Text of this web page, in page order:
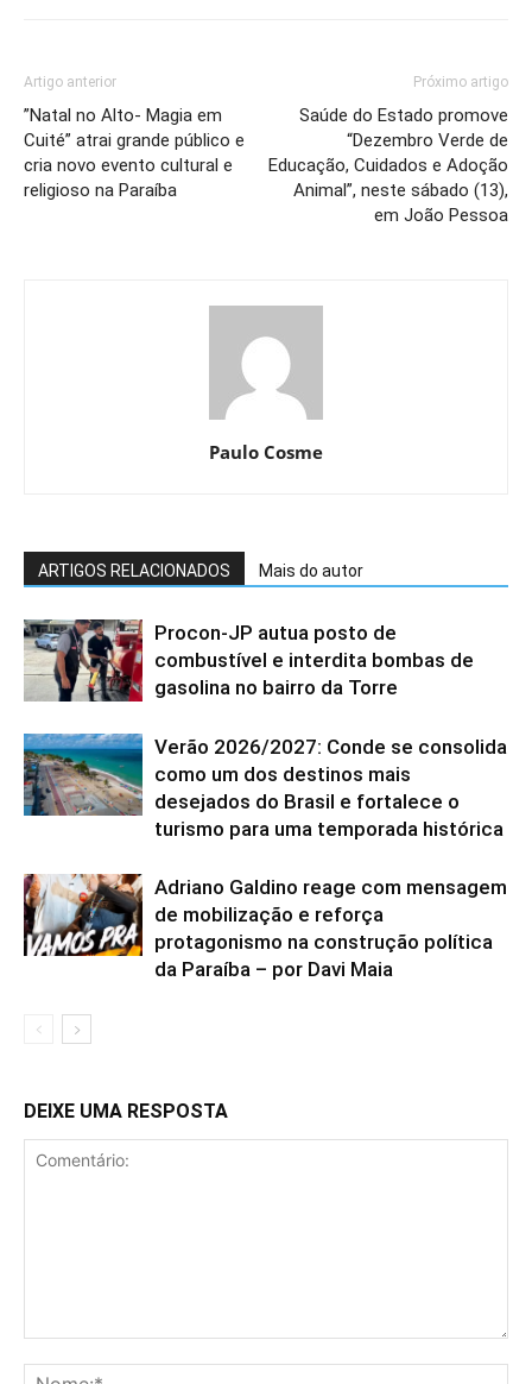
Artigo anterior
”Natal no Alto- Magia em
Cuité” atrai grande público e
cria novo evento cultural e
religioso na Paraíba
Próximo artigo
Saúde do Estado promove
“Dezembro Verde de
Educação, Cuidados e Adoção
Animal”, neste sábado (13),
em João Pessoa
Paulo Cosme
ARTIGOS RELACIONADOS Mais do autor
Procon-JP autua posto de
combustível e interdita bombas de
gasolina no bairro da Torre
Verão 2026/2027: Conde se consolida
como um dos destinos mais
desejados do Brasil e fortalece o
turismo para uma temporada histórica
Adriano Galdino reage com mensagem
de mobilização e reforça
protagonismo na construção política
da Paraíba – por Davi Maia
DEIXE UMA RESPOSTA